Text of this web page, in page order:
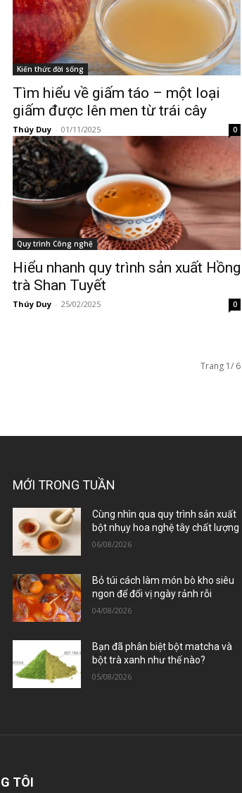
Kiến thức đời sống
Tìm hiểu về giấm táo – một loại
giấm được lên men từ trái cây
Thúy Duy - 01/11/2025 0
Quy trình Công nghệ
Hiểu nhanh quy trình sản xuất Hồng
trà Shan Tuyết
Thúy Duy - 25/02/2025 0
Trang 1/ 6
MỚI TRONG TUẦN
Cùng nhìn qua quy trình sản xuất
bột nhụy hoa nghệ tây chất lượng
06/08/2026
Bỏ túi cách làm món bò kho siêu
ngon để đổi vị ngày rảnh rỗi
04/08/2026
Bạn đã phân biệt bột matcha và
bột trà xanh như thế nào?
05/08/2026
TÔI